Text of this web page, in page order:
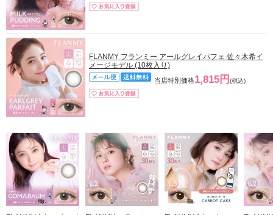
FLANMY フランミー アールグレイパフェ 佐々木希イ
メージモデル (10枚入り)
当店特別価格1,815円 (税込)